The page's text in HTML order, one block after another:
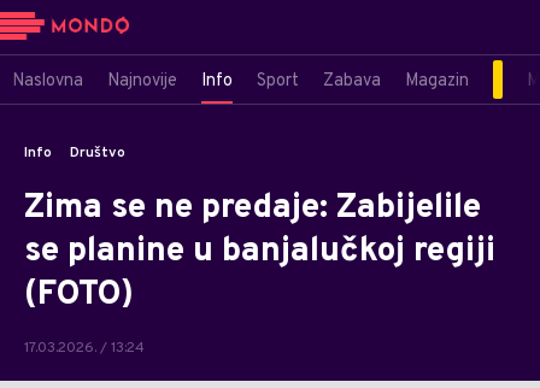
Naslovna Najnovije Info Sport Zabava Magazin
Info Društvo
Zima se ne predaje: Zabijelile
se planine u banjalučkoj regiji
(FOTO)
17.03.2026. / 13:24